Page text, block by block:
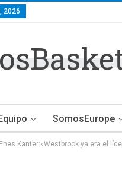
2026
SomosEurope
Enes Kanter:»Westbrook ya era el